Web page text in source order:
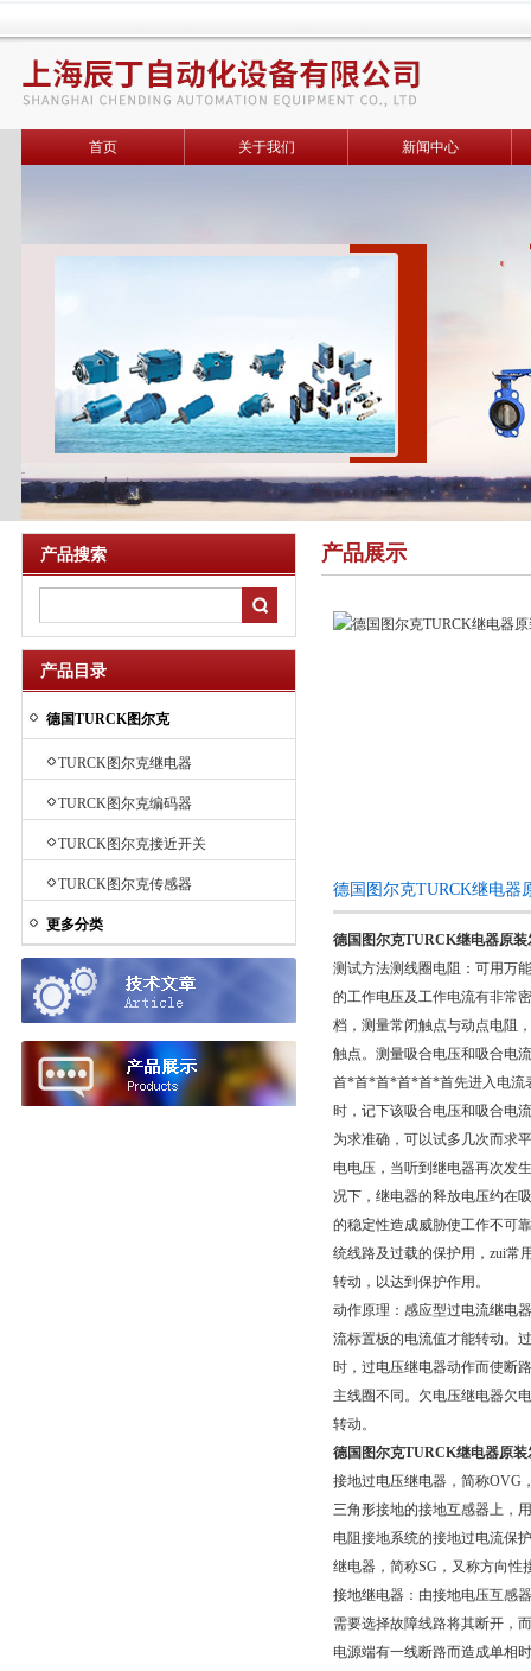
首页 关于我们 新闻中心
产品搜索
产品目录
德国TURCK图尔克
TURCK图尔克继电器
TURCK图尔克编码器
TURCK图尔克接近开关
TURCK图尔克传感器
更多分类
产品展示
德国图尔克TURCK继电器
德国图尔克TURCK继电器原装
测试方法测线圈电阻：可用万
的工作电压及工作电流有非常
档，测量常闭触点与动点电阻
触点。测量吸合电压和吸合电
首*首*首*首*首*首先进入电流
时，记下该吸合电压和吸合电
为求准确，可以试多几次而求
电电压，当听到继电器再次发
况下，继电器的释放电压约在
的稳定性造成威胁使工作不可
统线路及过载的保护用，zui常
转动，以达到保护作用。
动作原理：感应型过电流继电
流标置板的电流值才能转动。
时，过电压继电器动作而使断
主线圈不同。欠电压继电器欠
转动。
德国图尔克TURCK继电器原装
接地过电压继电器，简称OVG
三角形接地的接地互感器上，
电阻接地系统的接地过电流保
继电器，简称SG，又称方向性
接地继电器：由接地电压互感
需要选择故障线路将其断开，
电源端有一线断路而造成单相